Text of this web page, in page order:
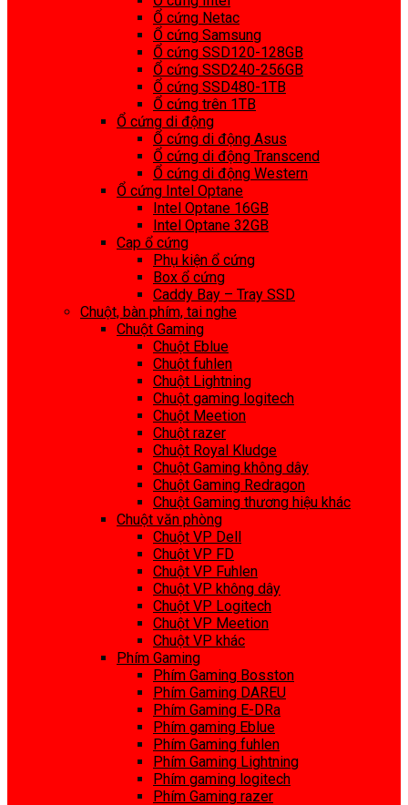
Ổ cứng Netac
Ổ cứng Samsung
Ổ cứng SSD120-128GB
Ổ cứng SSD240-256GB
Ổ cứng SSD480-1TB
Ổ cứng trên 1TB
Ổ cứng di động
Ổ cứng di động Asus
Ổ cứng di động Transcend
Ổ cứng di động Western
Ổ cứng Intel Optane
Intel Optane 16GB
Intel Optane 32GB
Cap ổ cứng
Phụ kiện ổ cứng
Box ổ cứng
Caddy Bay – Tray SSD
Chuột, bàn phím, tai nghe
Chuột Gaming
Chuột Eblue
Chuột fuhlen
Chuột Lightning
Chuột gaming logitech
Chuột Meetion
Chuột razer
Chuột Royal Kludge
Chuột Gaming không dây
Chuột Gaming Redragon
Chuột Gaming thương hiệu khác
Chuột văn phòng
Chuột VP Dell
Chuột VP FD
Chuột VP Fuhlen
Chuột VP không dây
Chuột VP Logitech
Chuột VP Meetion
Chuột VP khác
Phím Gaming
Phím Gaming Bosston
Phím Gaming DAREU
Phím Gaming E-DRa
Phím gaming Eblue
Phím Gaming fuhlen
Phím Gaming Lightning
Phím gaming logitech
Phím Gaming razer